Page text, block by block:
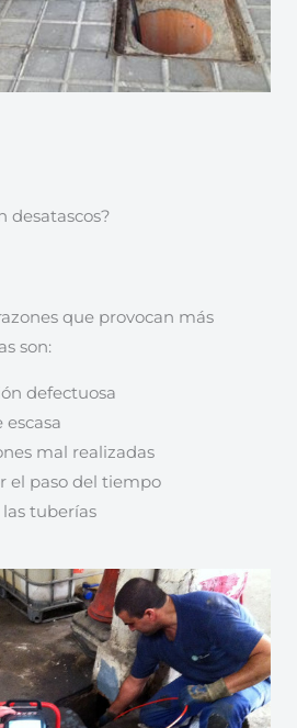
desatascos?
que provocan más
son:
defectuosa
mal realizadas
el paso del tiempo
tuberías